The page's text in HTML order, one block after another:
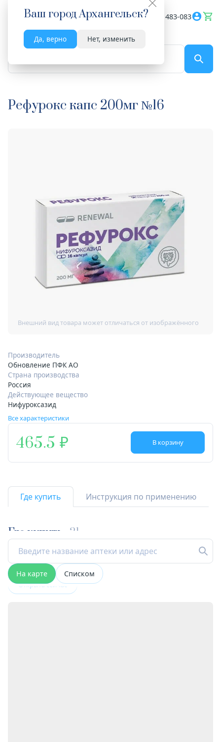
Ваш городАрхангельск?
Да, верно Нет, изменить
Весь сайт 8182 483-083
Рефурокс капс 200мг №16
Производитель
Обновление ПФК АО
Страна производства
Россия
Действующее вещество
Нифуроксазид
Все характеристики
465.5 В корзину
Где купить Инструкция по применению
Где купить 21
На карте Списком
Открыта сейчас